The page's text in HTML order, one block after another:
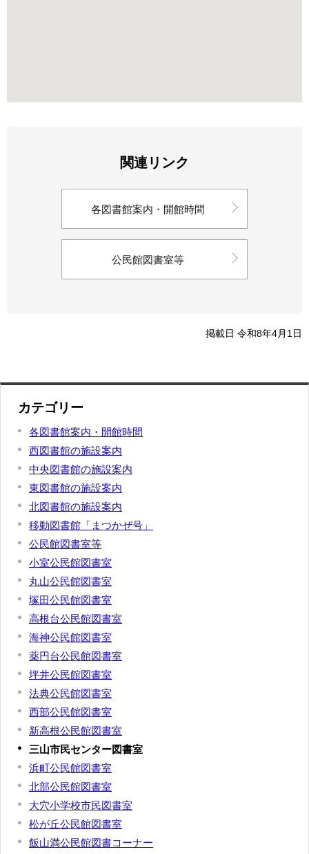
関連リンク
各図書館案内・開館時間
公民館図書室等
掲載日 令和8年4月1日
カテゴリー
各図書館案内・開館時間
西図書館の施設案内
中央図書館の施設案内
東図書館の施設案内
北図書館の施設案内
移動図書館「まつかぜ号」
公民館図書室等
小室公民館図書室
丸山公民館図書室
塚田公民館図書室
高根台公民館図書室
海神公民館図書室
薬円台公民館図書室
坪井公民館図書室
法典公民館図書室
西部公民館図書室
新高根公民館図書室
三山市民センター図書室
浜町公民館図書室
北部公民館図書室
大穴小学校市民図書室
松が丘公民館図書室
飯山満公民館図書コーナー